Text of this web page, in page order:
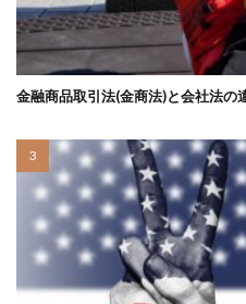
金融商品取引法(金商法)と会社法の